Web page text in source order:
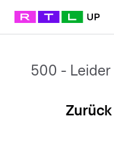
500 - Leider